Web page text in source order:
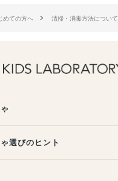
めての方へ 清掃・消毒方法について
選びのヒント